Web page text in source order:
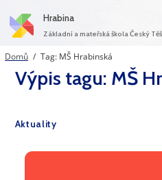
Hrabina
Základní a mateřská škola Český
Domů Tag: MŠ Hrabinská
Výpis tagu: MŠ
Aktuality